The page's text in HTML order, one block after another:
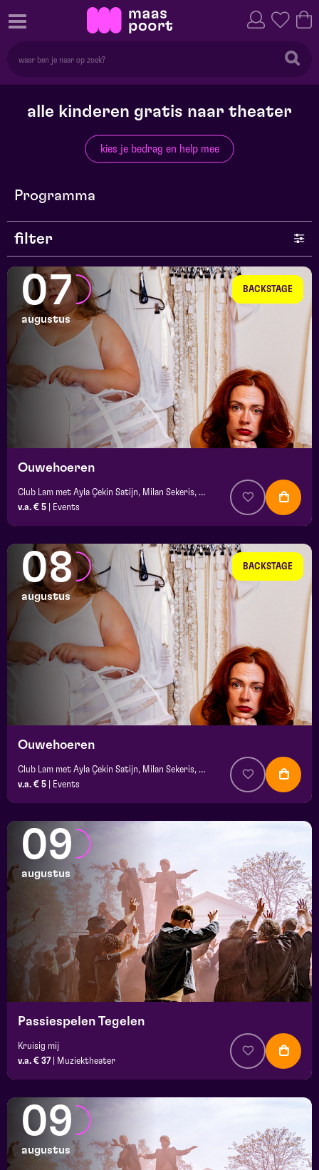
alle kinderen gratis naar theater
kies je bedrag en help mee
Programma
filter
genre
series en selecties
BACKSTAGE
07
augustus
Ouwehoeren
Club Lam met Ayla Çekin Satijn, Milan Sekeris, e.a.
v.a. € 5
Events
BACKSTAGE
08
augustus
Ouwehoeren
Club Lam met Ayla Çekin Satijn, Milan Sekeris, Dic van Duin, Jean-Baptiste Rey e.a.
v.a. € 5
Events
09
augustus
Passiespelen Tegelen
Kruisig mij
v.a. € 37
Muziektheater
09
augustus